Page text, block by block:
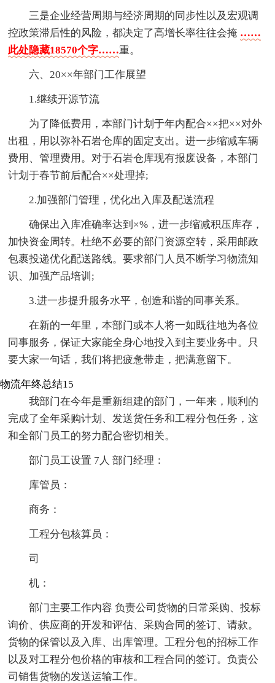
三是企业经营周期与经济周期的同步性以及宏观调
控政策滞后性的风险，都决定了高增长率往往会掩 ……
此处隐藏18570个字……重。
六、20××年部门工作展望
1.继续开源节流
为了降低费用，本部门计划于年内配合××把××对外
出租，用以弥补石岩仓库的固定支出。进一步缩减车辆
费用、管理费用。对于石岩仓库现有报废设备，本部门
计划于春节前后配合××处理掉;
2.加强部门管理，优化出入库及配送流程
确保出入库准确率达到×%，进一步缩减积压库存，
加快资金周转。杜绝不必要的部门资源空转，采用邮政
包裹投递优化配送路线。要求部门人员不断学习物流知
识、加强产品培训;
3.进一步提升服务水平，创造和谐的同事关系。
在新的一年里，本部门或本人将一如既往地为各位
同事服务，保证大家能全身心地投入到主要业务中。只
要大家一句话，我们将把疲惫带走，把满意留下。
物流年终总结15
我部门在今年是重新组建的部门，一年来，顺利的
完成了全年采购计划、发送货任务和工程分包任务，这
和全部门员工的努力配合密切相关。
部门员工设置 7人 部门经理：
库管员：
商务：
工程分包核算员：
司
机：
部门主要工作内容 负责公司货物的日常采购、投标
询价、供应商的开发和评估、采购合同的签订、请款。
货物的保管以及入库、出库管理。工程分包的招标工作
以及对工程分包价格的审核和工程合同的签订。负责公
司销售货物的发送运输工作。